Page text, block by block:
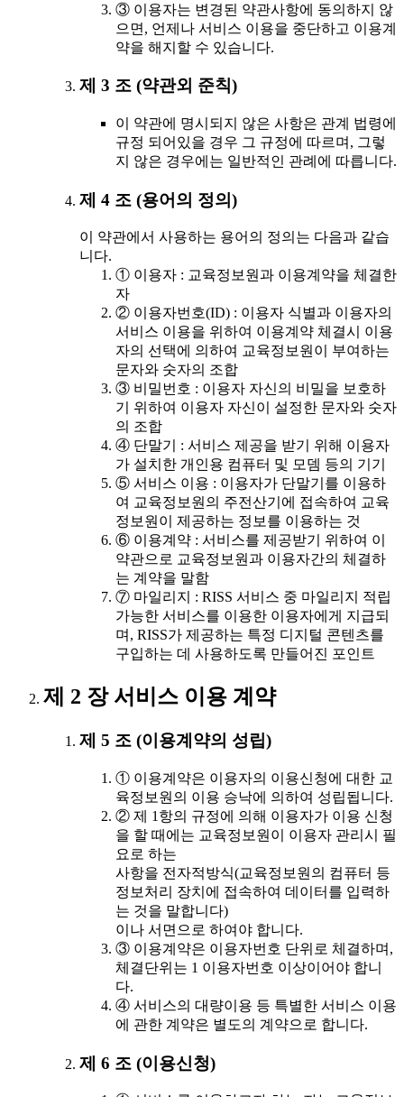
③ 이용자는 변경된 약관사항에 동의하지 않
으면, 언제나 서비스 이용을 중단하고 이용계
약을 해지할 수 있습니다.
제 3 조 (약관외 준칙)
이 약관에 명시되지 않은 사항은 관계 법령에
규정 되어있을 경우 그 규정에 따르며, 그렇
지 않은 경우에는 일반적인 관례에 따릅니다.
제 4 조 (용어의 정의)
이 약관에서 사용하는 용어의 정의는 다음과 같습
니다.
① 이용자 : 교육정보원과 이용계약을 체결한
자
② 이용자번호(ID) : 이용자 식별과 이용자의
서비스 이용을 위하여 이용계약 체결시 이용
자의 선택에 의하여 교육정보원이 부여하는
문자와 숫자의 조합
③ 비밀번호 : 이용자 자신의 비밀을 보호하
기 위하여 이용자 자신이 설정한 문자와 숫자
의 조합
④ 단말기 : 서비스 제공을 받기 위해 이용자
가 설치한 개인용 컴퓨터 및 모뎀 등의 기기
⑤ 서비스 이용 : 이용자가 단말기를 이용하
여 교육정보원의 주전산기에 접속하여 교육
정보원이 제공하는 정보를 이용하는 것
⑥ 이용계약 : 서비스를 제공받기 위하여 이
약관으로 교육정보원과 이용자간의 체결하
는 계약을 말함
⑦ 마일리지 : RISS 서비스 중 마일리지 적립
가능한 서비스를 이용한 이용자에게 지급되
며, RISS가 제공하는 특정 디지털 콘텐츠를
구입하는 데 사용하도록 만들어진 포인트
제 2 장 서비스 이용 계약
제 5 조 (이용계약의 성립)
① 이용계약은 이용자의 이용신청에 대한 교
육정보원의 이용 승낙에 의하여 성립됩니다.
② 제 1항의 규정에 의해 이용자가 이용 신청
을 할 때에는 교육정보원이 이용자 관리시 필
요로 하는
사항을 전자적방식(교육정보원의 컴퓨터 등
정보처리 장치에 접속하여 데이터를 입력하
는 것을 말합니다)
이나 서면으로 하여야 합니다.
③ 이용계약은 이용자번호 단위로 체결하며,
체결단위는 1 이용자번호 이상이어야 합니
다.
④ 서비스의 대량이용 등 특별한 서비스 이용
에 관한 계약은 별도의 계약으로 합니다.
제 6 조 (이용신청)